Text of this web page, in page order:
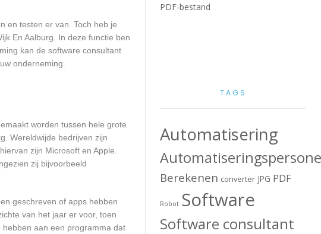
en testen er van. Toch heb je
En Aalburg. In deze functie ben
kan de software consultant
onderneming.
worden tussen hele grote
Wereldwijde bedrijven zijn
zijn Microsoft en Apple.
zij bijvoorbeeld
geschreven of apps hebben
van het jaar er voor, toen
aan een programma dat
PDF-bestand
TAGS
Automatisering
Berekenen converter JPG PDF
Robot Software
Software consultant